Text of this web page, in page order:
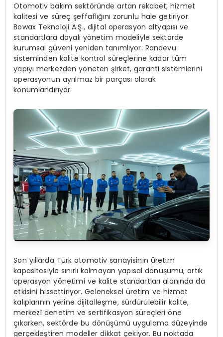
Otomotiv bakım sektöründe artan rekabet, hizmet
kalitesi ve süreç şeffaflığını zorunlu hale getiriyor.
Bowax Teknoloji A.Ş., dijital operasyon altyapısı ve
standartlara dayalı yönetim modeliyle sektörde
kurumsal güveni yeniden tanımlıyor. Randevu
sisteminden kalite kontrol süreçlerine kadar tüm
yapıyı merkezden yöneten şirket, garanti sistemlerini
operasyonun ayrılmaz bir parçası olarak
konumlandırıyor.
Son yıllarda Türk otomotiv sanayisinin üretim
kapasitesiyle sınırlı kalmayan yapısal dönüşümü, artık
operasyon yönetimi ve kalite standartları alanında da
etkisini hissettiriyor. Geleneksel üretim ve hizmet
kalıplarının yerine dijitalleşme, sürdürülebilir kalite,
merkezî denetim ve sertifikasyon süreçleri öne
çıkarken, sektörde bu dönüşümü uygulama düzeyinde
gerçekleştiren modeller dikkat çekiyor. Bu noktada